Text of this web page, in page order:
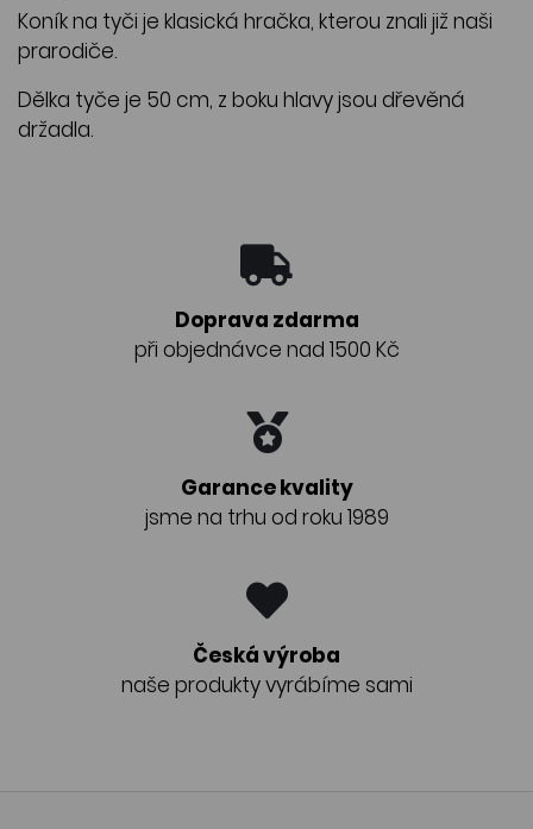
Koník na tyči je klasická hračka, kterou znali již naši
prarodiče.
Dělka tyče je 50 cm, z boku hlavy jsou dřevěná
držadla.
Doprava zdarma
při objednávce nad 1500 Kč
Garance kvality
jsme na trhu od roku 1989
Česká výroba
naše produkty vyrábíme sami